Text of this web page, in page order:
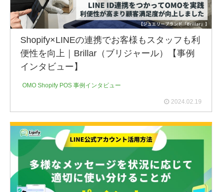
Shopify×LINEの連携でお客様もスタッフも利
便性を向上｜Brillar（ブリジャール）【事例
インタビュー】
OMO Shopify POS 事例インタビュー
2024.02.19